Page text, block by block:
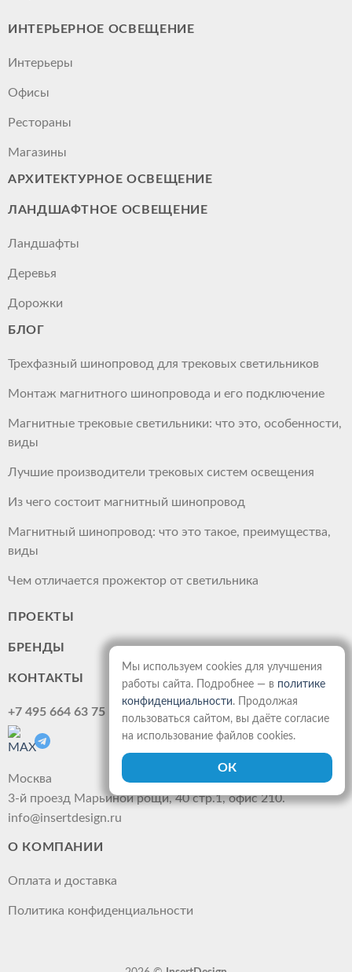
ИНТЕРЬЕРНОЕ ОСВЕЩЕНИЕ
Интерьеры
Офисы
Рестораны
Магазины
АРХИТЕКТУРНОЕ ОСВЕЩЕНИЕ
ЛАНДШАФТНОЕ ОСВЕЩЕНИЕ
Ландшафты
Деревья
Дорожки
БЛОГ
Трехфазный шинопровод для трековых светильников
Монтаж магнитного шинопровода и его подключение
Магнитные трековые светильники: что это, особенности,
виды
Лучшие производители трековых систем освещения
Из чего состоит магнитный шинопровод
Магнитный шинопровод: что это такое, преимущества,
виды
Чем отличается прожектор от светильника
ПРОЕКТЫ
БРЕНДЫ
КОНТАКТЫ
+7 495 664 63 75
Москва
3-й проезд Марьиной рощи, 40 стр.1, офис 210.
info@insertdesign.ru
О КОМПАНИИ
Оплата и доставка
Политика конфиденциальности
Мы используем cookies для улучшения
работы сайта. Подробнее — в политике
конфиденциальности. Продолжая
пользоваться сайтом, вы даёте согласие
на использование файлов cookies.